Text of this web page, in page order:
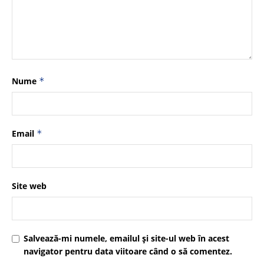
Nume *
Email *
Site web
Salvează-mi numele, emailul și site-ul web în acest
navigator pentru data viitoare când o să comentez.